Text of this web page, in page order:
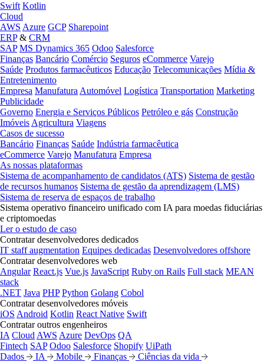
Swift Kotlin
Cloud
AWS Azure GCP Sharepoint
ERP& CRM
SAP MS Dynamics 365 Odoo Salesforce
Finanças Bancário Comércio Seguros eCommerce Varejo
Saúde Produtos farmacêuticos Educação Telecomunicações Mídia &
Entretenimento
Empresa Manufatura Automóvel Logística Transportation Marketing
Publicidade
Governo Energia e Serviços Públicos Petróleo e gás Construção
Imóveis Agricultura Viagens
Casos de sucesso
Bancário Finanças Saúde Indústria farmacêutica
eCommerce Varejo Manufatura Empresa
As nossas plataformas
Sistema de acompanhamento de candidatos (ATS) Sistema de gestão
de recursos humanos Sistema de gestão da aprendizagem (LMS)
Sistema de reserva de espaços de trabalho
Sistema operativo financeiro unificado com IA para moedas fiduciárias
e criptomoedas
Ler o estudo de caso
Contratar desenvolvedores dedicados
IT staff augmentation Equipes dedicadas Desenvolvedores offshore
Contratar desenvolvedores web
Angular React.js Vue.js JavaScript Ruby on Rails Full stack MEAN
stack
.NET Java PHP Python Golang Cobol
Contratar desenvolvedores móveis
iOS Android Kotlin React Native Swift
Contratar outros engenheiros
IA Cloud AWS Azure DevOps QA
Fintech SAP Odoo Salesforce Shopify UiPath
Dados
IA Mobile Finanças Ciências da vida